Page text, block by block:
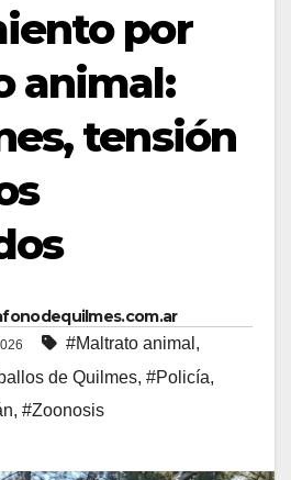
por
animal:
tensión
#Maltrato animal ,
de Quilmes, #Policía,
, #Zoonosis